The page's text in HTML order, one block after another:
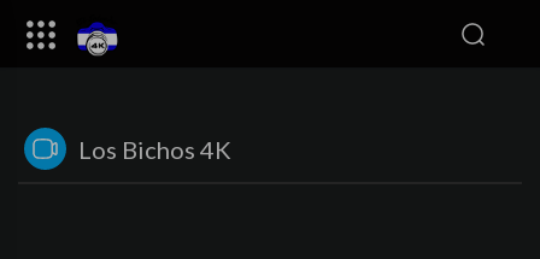
Los Bichos 4K